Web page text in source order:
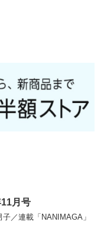
月号
／連載「NANIMAGA」